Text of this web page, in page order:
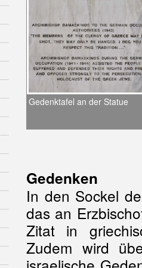
Gedenktafel an der Statue
Gedenken
In den Sockel
das an
Zitat in
Zudem wird